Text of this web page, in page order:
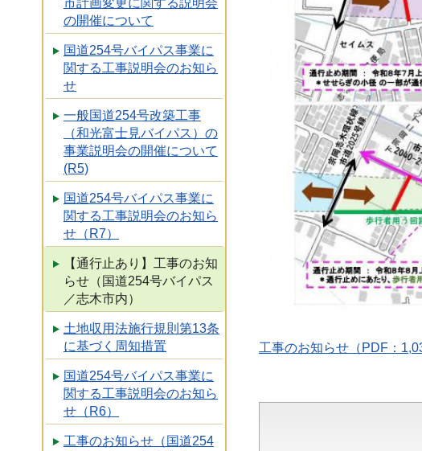
市計画変更に関する説明会
の開催について
国道254号バイパス事業に
関する工事説明会のお知ら
せ
一般国道254号改築工事
（和光富士見バイパス）の
事業説明会の開催について
(R5)
国道254号バイパス事業に
関する工事説明会のお知ら
せ（R7）
【通行止あり】工事のお知
らせ（国道254号バイパス
／志木市内）
土地収用法施行規則第13条
に基づく周知措置
国道254号バイパス事業に
関する工事説明会のお知ら
せ（R6）
工事のお知らせ（国道254
工事のお知らせ（PDF：